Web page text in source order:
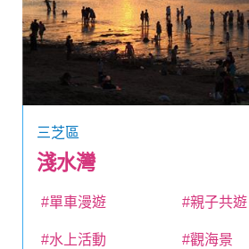
三芝區
淺水灣
#單車漫遊 #親子共遊
#水上活動 #觀海景